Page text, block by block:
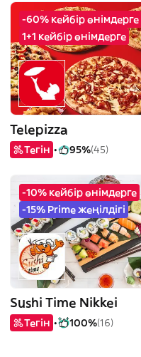
-60% кейбір өнімдерге
1+1 кейбір өнімдерге
Telepizza
Тегін 95%(45)
-10% кейбір өнімдерге
-15% Prime жеңілдігі
Sushi Time Nikkei
Тегін 100%(16)